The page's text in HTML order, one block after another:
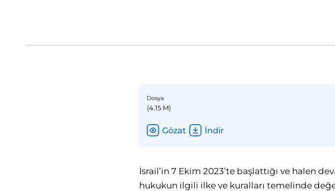
Dosya
(4.15 M)
Gözat İndir
İsrail’in 7 Ekim 2023’te başlattığı ve halen
hukukun ilgili ilke ve kuralları temelinde